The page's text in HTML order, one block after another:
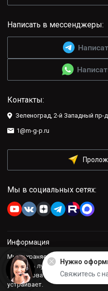
Написать в мессенджеры:
Контакты:
Зеленоград, 2-й Западный пр-
1@m-g-p.ru
Мы в социальных сетях:
Информация
Компания
Мы сохраняем файлы cookie: это
работать лучше. Если Вы
использовать сайт, мы будем
устраивает.
Нужно
Свяжитесь с